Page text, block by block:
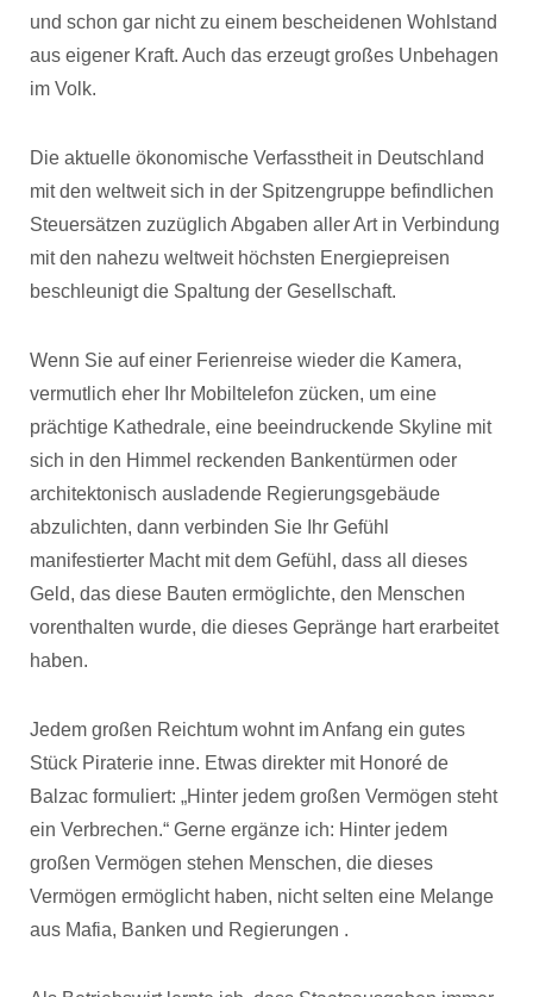
und schon gar nicht zu einem bescheidenen Wohlstand
aus eigener Kraft. Auch das erzeugt großes Unbehagen
im Volk.
Die aktuelle ökonomische Verfasstheit in Deutschland
mit den weltweit sich in der Spitzengruppe befindlichen
Steuersätzen zuzüglich Abgaben aller Art in Verbindung
mit den nahezu weltweit höchsten Energiepreisen
beschleunigt die Spaltung der Gesellschaft.
Wenn Sie auf einer Ferienreise wieder die Kamera,
vermutlich eher Ihr Mobiltelefon zücken, um eine
prächtige Kathedrale, eine beeindruckende Skyline mit
sich in den Himmel reckenden Bankentürmen oder
architektonisch ausladende Regierungsgebäude
abzulichten, dann verbinden Sie Ihr Gefühl
manifestierter Macht mit dem Gefühl, dass all dieses
Geld, das diese Bauten ermöglichte, den Menschen
vorenthalten wurde, die dieses Gepränge hart erarbeitet
haben.
Jedem großen Reichtum wohnt im Anfang ein gutes
Stück Piraterie inne. Etwas direkter mit Honoré de
Balzac formuliert: „Hinter jedem großen Vermögen steht
ein Verbrechen.“ Gerne ergänze ich: Hinter jedem
großen Vermögen stehen Menschen, die dieses
Vermögen ermöglicht haben, nicht selten eine Melange
aus Mafia, Banken und Regierungen .